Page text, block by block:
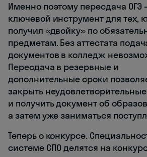
Именно поэтому пересдача ОГЭ
ключевой инструмент для тех,
получил «двойку» по
предметам. Без аттестата
документов в колледж
Пересдача в резервные и
дополнительные сроки
закрыть
и получить документ об
а затем уже заниматься
Теперь о конкурсе.
системе СПО делятся на